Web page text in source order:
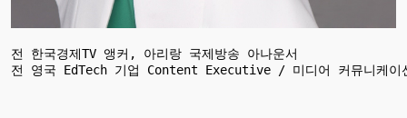
전 한국경제TV 앵커, 아리랑 국제방송 아나운서